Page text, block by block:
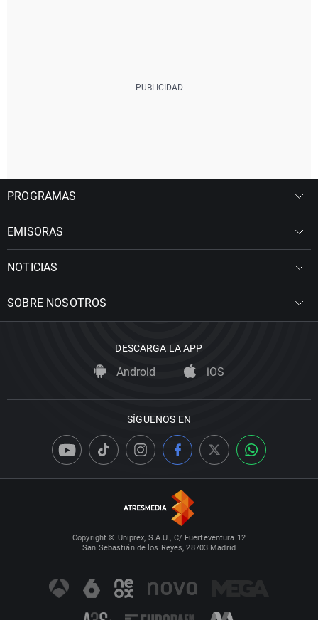
PROGRAMAS
EMISORAS
NOTICIAS
SOBRE NOSOTROS
DESCARGA LA APP
Android iOS
SÍGUENOS EN
Copyright © Uniprex, S.A.U., C/ Fuerteventura 12
San Sebastián de los Reyes, 28703 Madrid